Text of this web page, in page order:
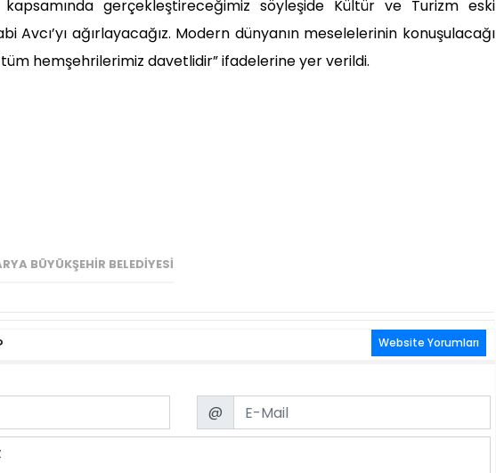
gerçekleştireceğimiz söyleşide Kültür ve Turizm eski
Avcı’yı ağırlayacağız. Modern dünyanın meselelerinin konuşulacağı
hemşehrilerimiz davetlidir” ifadelerine yer verildi.
BÜYÜKŞEHIR BELEDIYESI
Website Yorumları
Email
@